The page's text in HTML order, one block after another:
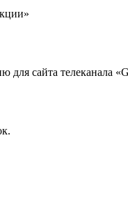
для сайта телеканала